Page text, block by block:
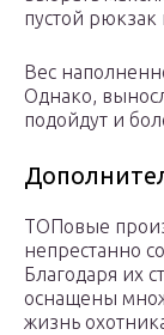
пустой
Вес
Однако,
подойдут и
ТОПовые
непрестанно
Благодаря их
оснащены
жизнь